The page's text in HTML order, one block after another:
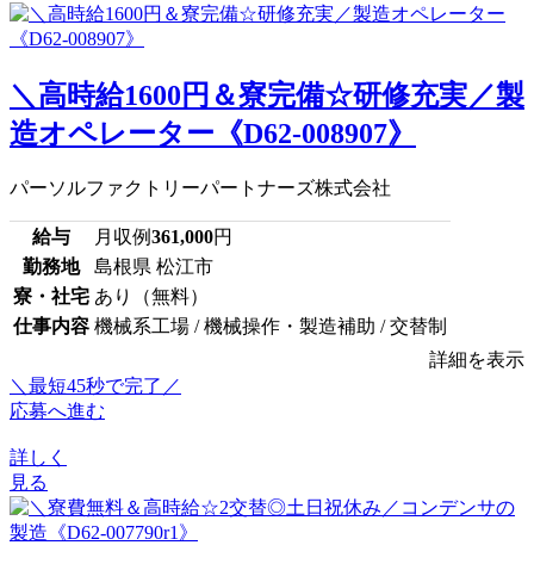
＼高時給1600円＆寮完備☆研修充実／製
造オペレーター《D62-008907》
パーソルファクトリーパートナーズ株式会社
給与 月収例361,000円
勤務地
島根県 松江市
寮・社宅 あり（無料）
仕事内容 機械系工場 / 機械操作・製造補助 / 交替制
詳細を表示
＼最短45秒で完了／
応募へ進む
詳しく
見る